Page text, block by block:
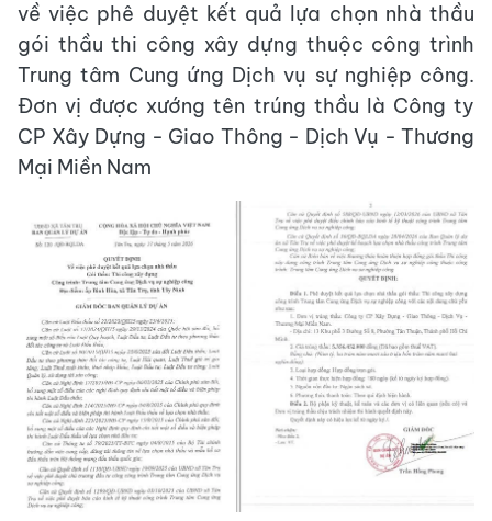
về việc phê duyệt kết quả lựa chọn nhà thầu
gói thầu thi công xây dựng thuộc công trình
Trung tâm Cung ứng Dịch vụ sự nghiệp công.
Đơn vị được xướng tên trúng thầu là Công ty
CP Xây Dựng - Giao Thông - Dịch Vụ - Thương
Mại Miền Nam